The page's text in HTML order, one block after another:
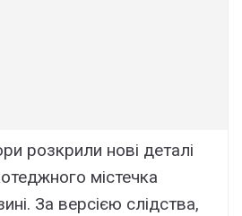
розкрили нові деталі
містечка
За версією слідства,